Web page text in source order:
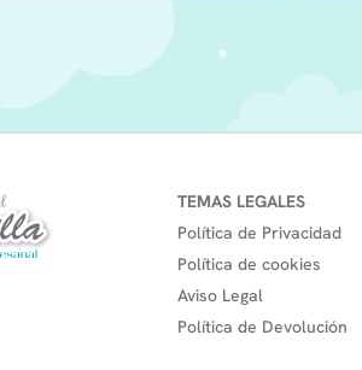
TEMAS LEGALES
Política de Privacidad
Política de cookies
Aviso Legal
Política de Devolución